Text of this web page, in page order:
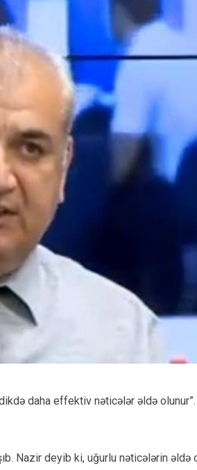
daha effektiv nəticələr əldə olunur”.
Nazir deyib ki, uğurlu nəticələrin əldə